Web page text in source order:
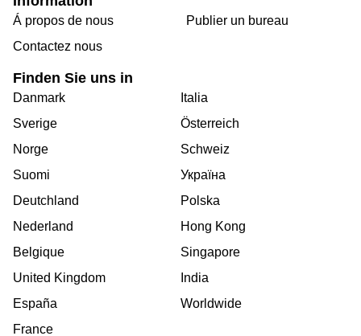
Á propos de nous
Contactez nous
Publier un bureau
Finden Sie uns in
Danmark
Sverige
Norge
Suomi
Deutchland
Nederland
Belgique
United Kingdom
España
France
Italia
Österreich
Schweiz
Україна
Polska
Hong Kong
Singapore
India
Worldwide